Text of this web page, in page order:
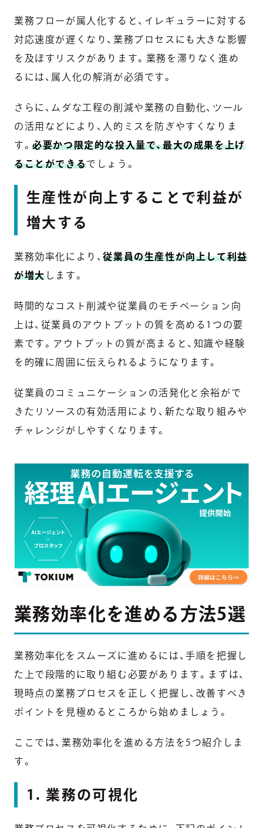
業務フローが属人化すると、イレギュラーに対する
対応速度が遅くなり、業務プロセスにも大きな影響
を及ぼすリスクがあります。業務を滞りなく進め
るには、属人化の解消が必須です。
さらに、ムダな工程の削減や業務の自動化、ツール
の活用などにより、人的ミスを防ぎやすくなりま
す。必要かつ限定的な投入量で、最大の成果を上げ
ることができるでしょう。
生産性が向上することで利益が
増大する
業務効率化により、従業員の生産性が向上して利益
が増大します。
時間的なコスト削減や従業員のモチベーション向
上は、従業員のアウトプットの質を高める1つの要
素です。アウトプットの質が高まると、知識や経験
を的確に周囲に伝えられるようになります。
従業員のコミュニケーションの活発化と余裕がで
きたリソースの有効活用により、新たな取り組みや
チャレンジがしやすくなります。
業務効率化を進める方法5選
業務効率化をスムーズに進めるには、手順を把握し
た上で段階的に取り組む必要があります。まずは、
現時点の業務プロセスを正しく把握し、改善すべき
ポイントを見極めるところから始めましょう。
ここでは、業務効率化を進める方法を5つ紹介しま
す。
1. 業務の可視化